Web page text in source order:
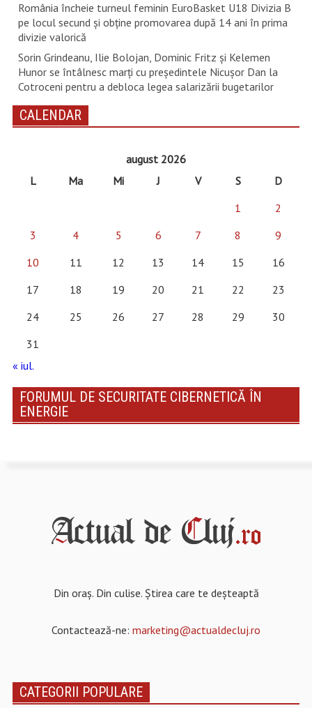
România încheie turneul feminin EuroBasket U18 Divizia B
pe locul secund și obține promovarea după 14 ani în prima
divizie valorică
Sorin Grindeanu, Ilie Bolojan, Dominic Fritz și Kelemen
Hunor se întâlnesc marți cu președintele Nicușor Dan la
Cotroceni pentru a debloca legea salarizării bugetarilor
CALENDAR
august 2026
L
Ma Mi J V S
D
1
2
3
4 5 6 7 8
9
10
11 12 13 14 15
16
17
18 19 20 21 22
23
24
25 26 27 28 29
30
31
« iul.
FORUMUL DE SECURITATE CIBERNETICĂ ÎN
ENERGIE
Din oraș. Din culise. Știrea care te deșteaptă
Contactează-ne: marketing@actualdecluj.ro
CATEGORII POPULARE